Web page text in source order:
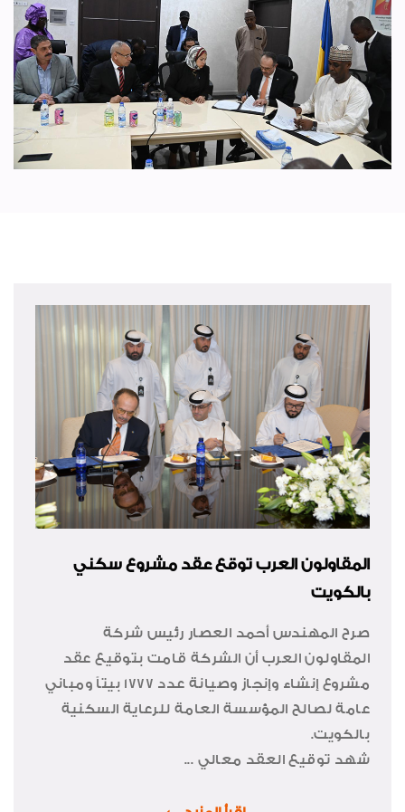
المقاولون العرب توقع عقد مشروع سكني
بالكويت
صرح المهندس أحمد العصار رئيس شركة
المقاولون العرب أن الشركة قامت بتوقيع عقد
مشروع إنشاء وإنجاز وصيانة عدد 1777 بيتاً ومباني
عامة لصالح المؤسسة العامة للرعاية السكنية
بالكويت.
شهد توقيع العقد معالي ...